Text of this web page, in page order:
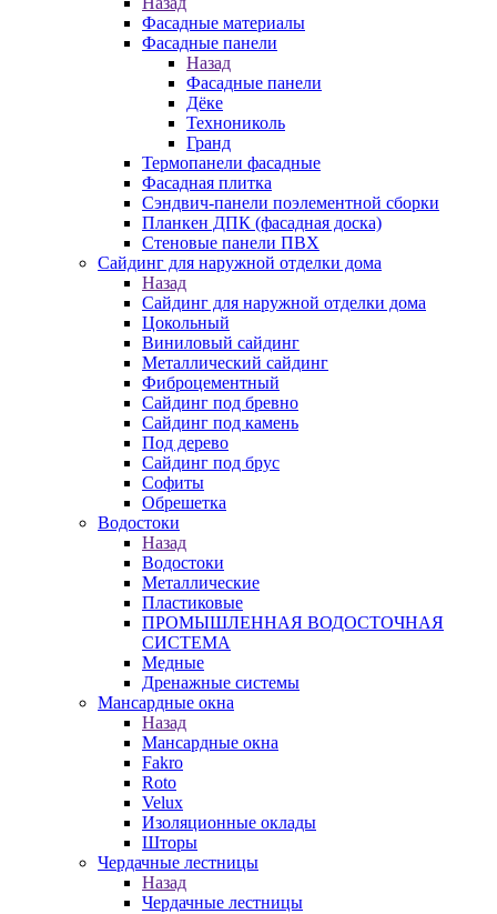
Фасадные материалы
Фасадные панели
Назад
Фасадные панели
Дёке
Технониколь
Гранд
Термопанели фасадные
Фасадная плитка
Сэндвич-панели поэлементной сборки
Планкен ДПК (фасадная доска)
Стеновые панели ПВХ
Сайдинг для наружной отделки дома
Назад
Сайдинг для наружной отделки дома
Цокольный
Виниловый сайдинг
Металлический сайдинг
Фиброцементный
Сайдинг под бревно
Сайдинг под камень
Под дерево
Сайдинг под брус
Софиты
Обрешетка
Водостоки
Назад
Водостоки
Металлические
Пластиковые
ПРОМЫШЛЕННАЯ ВОДОСТОЧНАЯ
СИСТЕМА
Медные
Дренажные системы
Мансардные окна
Назад
Мансардные окна
Fakro
Roto
Velux
Изоляционные оклады
Шторы
Чердачные лестницы
Назад
Чердачные лестницы